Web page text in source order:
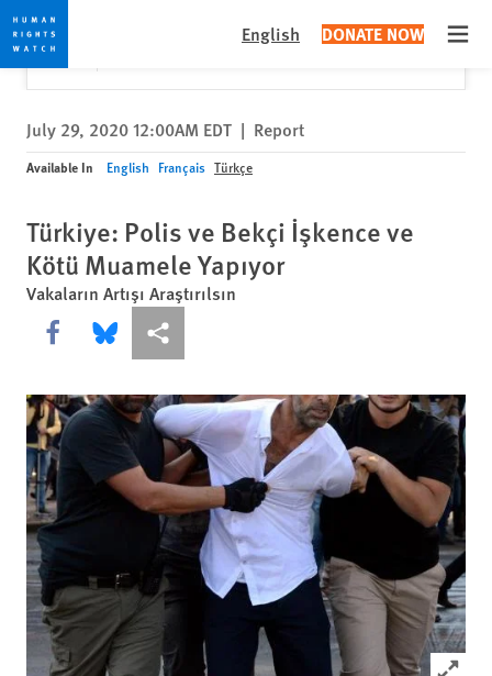
Skip
to
cookie
privacy
notice
Skip
to
main
content
English DONATE NOW
Would you like to read this page in English?
Yes
✕
July 29, 2020 12:00AM EDT | Report
Available In English Français Türkçe
Türkiye: Polis ve Bekçi İşkence ve
Kötü Muamele Yapıyor
Vakaların Artışı Araştırılsın
Share this via Facebook
Share this via Bluesky
More sharing options
Click to